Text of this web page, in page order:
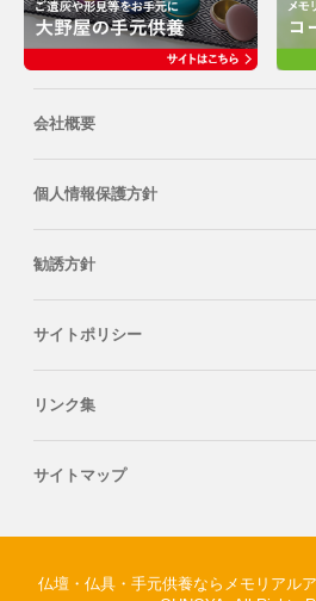
会社概要
個人情報保護方針
勧誘方針
サイトポリシー
リンク集
サイトマップ
仏壇・仏具・手元供養ならメモリアル